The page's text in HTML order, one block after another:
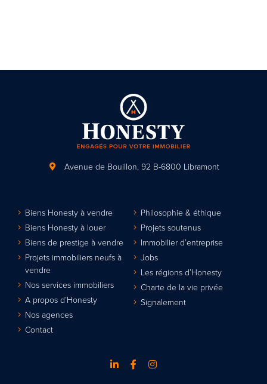
Avenue de Bouillon, 92 B-6800 Libramont
Biens Honesty à vendre
Biens Honesty à louer
Biens de prestige à vendre
Projets immobiliers neufs à
vendre
Nos services immobiliers
A propos d’Honesty
Nos agences
Contact
Philosophie & éthique
Projets soutenus
Immobilier d’entreprise
Jobs
Les régions d’Honesty
Charte de la vie privée
Signalement